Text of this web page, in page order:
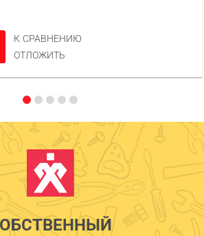
К СРАВНЕНИЮ
ОТЛОЖИТЬ